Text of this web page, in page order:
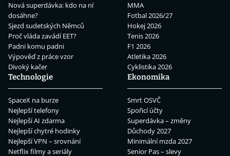
Nová superdávka: kdo na ní
dosáhne?
Sjezd sudetských Němců
Proč vláda zavádí EET?
Padni komu padni
Výpověď z práce vzor
Divoký kačer
MMA
Fotbal 2026/27
Hokej 2026
Tenis 2026
F1 2026
Atletika 2026
Cyklistika 2026
Technologie
SpaceX na burze
Nejlepší telefony
Nejlepší AI zdarma
Nejlepší chytré hodinky
Nejlepší VPN – srovnání
Netflix filmy a seriály
Ekonomika
Smrt OSVČ
Spořicí účty
Superdávka – změny
Důchody 2027
Minimální mzda 2027
Senior Pas – slevy